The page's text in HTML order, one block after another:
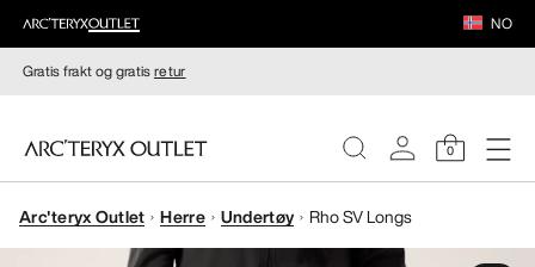
NO
Gratis frakt og gratisretur
0
DAMER
Arc'teryx Outlet Herre Undertøy Rho SV Longs